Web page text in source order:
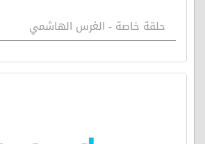
حلقة خاصة - الغرس الهاشمي